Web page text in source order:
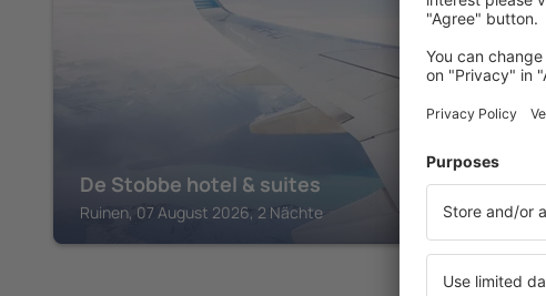
De Stobbe hotel & suites
Ruinen, 07 August 2026, 2 Nächte